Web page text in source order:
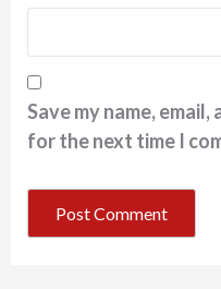
Save my name,
for the next time I